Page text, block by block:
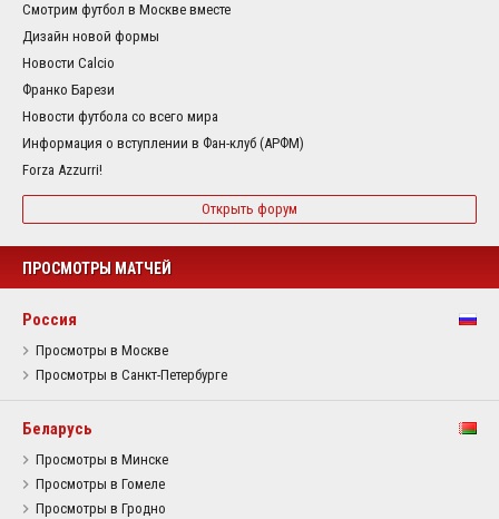
Смотрим футбол в Москве вместе
Дизайн новой формы
Новости Calcio
Франко Барези
Новости футбола со всего мира
Информация о вступлении в Фан-клуб (АРФМ)
Forza Azzurri!
Открыть форум
ПРОСМОТРЫ МАТЧЕЙ
Россия
Просмотры в Москве
Просмотры в Санкт-Петербурге
Беларусь
Просмотры в Минске
Просмотры в Гомеле
Просмотры в Гродно